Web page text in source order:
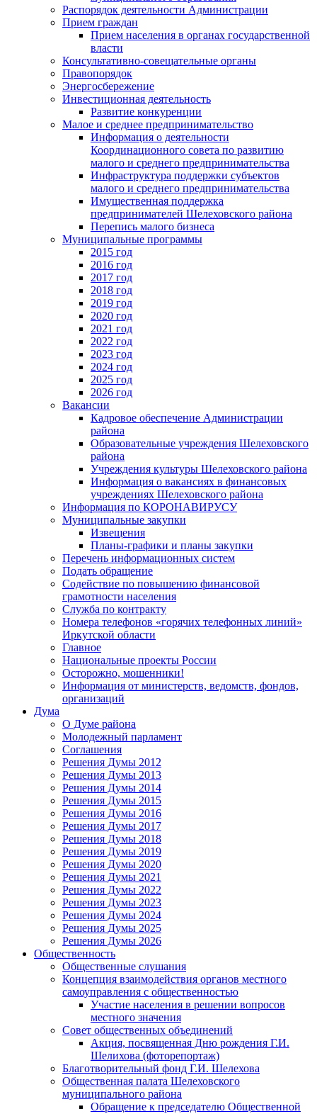
Распорядок деятельности Администрации
Прием граждан
Прием населения в органах государственной
власти
Консультативно-совещательные органы
Правопорядок
Энергосбережение
Инвестиционная деятельность
Развитие конкуренции
Малое и среднее предпринимательство
Информация о деятельности
Координационного совета по развитию
малого и среднего предпринимательства
Инфраструктура поддержки субъектов
малого и среднего предпринимательства
Имущественная поддержка
предпринимателей Шелеховского района
Перепись малого бизнеса
Муниципальные программы
2015 год
2016 год
2017 год
2018 год
2019 год
2020 год
2021 год
2022 год
2023 год
2024 год
2025 год
2026 год
Вакансии
Кадровое обеспечение Администрации
района
Образовательные учреждения Шелеховского
района
Учреждения культуры Шелеховского района
Информация о вакансиях в финансовых
учреждениях Шелеховского района
Информация по КОРОНАВИРУСУ
Муниципальные закупки
Извещения
Планы-графики и планы закупки
Перечень информационных систем
Подать обращение
Содействие по повышению финансовой
грамотности населения
Служба по контракту
Номера телефонов «горячих телефонных линий»
Иркутской области
Главное
Национальные проекты России
Осторожно, мошенники!
Информация от министерств, ведомств, фондов,
организаций
Дума
О Думе района
Молодежный парламент
Соглашения
Решения Думы 2012
Решения Думы 2013
Решения Думы 2014
Решения Думы 2015
Решения Думы 2016
Решения Думы 2017
Решения Думы 2018
Решения Думы 2019
Решения Думы 2020
Решения Думы 2021
Решения Думы 2022
Решения Думы 2023
Решения Думы 2024
Решения Думы 2025
Решения Думы 2026
Общественность
Общественные слушания
Концепция взаимодействия органов местного
самоуправления с общественностью
Участие населения в решении вопросов
местного значения
Совет общественных объединений
Акция, посвященная Дню рождения Г.И.
Шелихова (фоторепортаж)
Благотворительный фонд Г.И. Шелехова
Общественная палата Шелеховского
муниципального района
Обращение к председателю Общественной